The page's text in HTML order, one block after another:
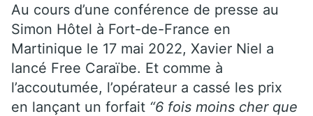
Au cours d’une conférence de presse au
Simon Hôtel à Fort-de-France en
Martinique le 17 mai 2022, Xavier Niel a
lancé Free Caraïbe. Et comme à
l’accoutumée, l’opérateur a cassé les prix
en lançant un forfait “6 fois moins cher que